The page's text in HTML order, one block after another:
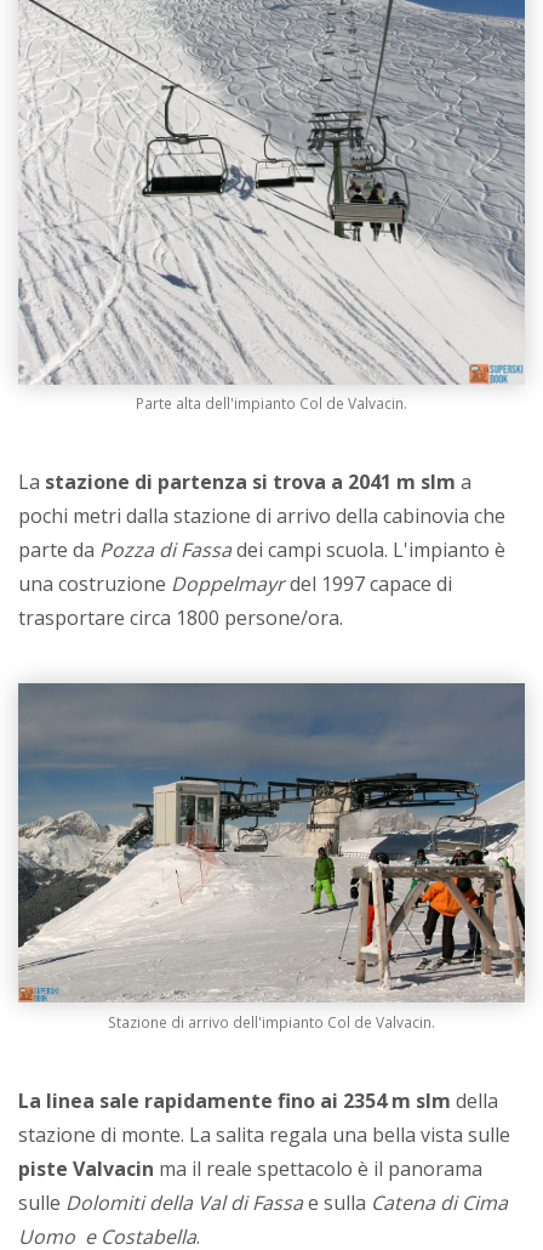
Parte alta dell'impianto Col de Valvacin.
La stazione di partenza si trova a 2041 m slm a
pochi metri dalla stazione di arrivo della cabinovia che
parte da Pozza di Fassadei campi scuola. L'impianto è
una costruzione Doppelmayrdel 1997 capace di
trasportare circa 1800 persone/ora.
Stazione di arrivo dell'impianto Col de Valvacin.
La linea sale rapidamente fino ai 2354 m slm della
stazione di monte. La salita regala una bella vista sulle
piste Valvacin ma il reale spettacolo è il panorama
sulle Dolomiti della Val di Fassae sulla Catena di Cima
Uomo e Costabella.